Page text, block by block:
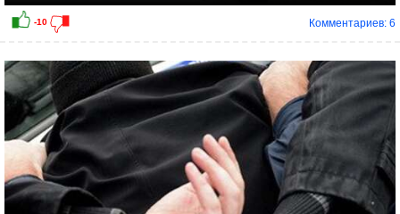
Комментариев: 6